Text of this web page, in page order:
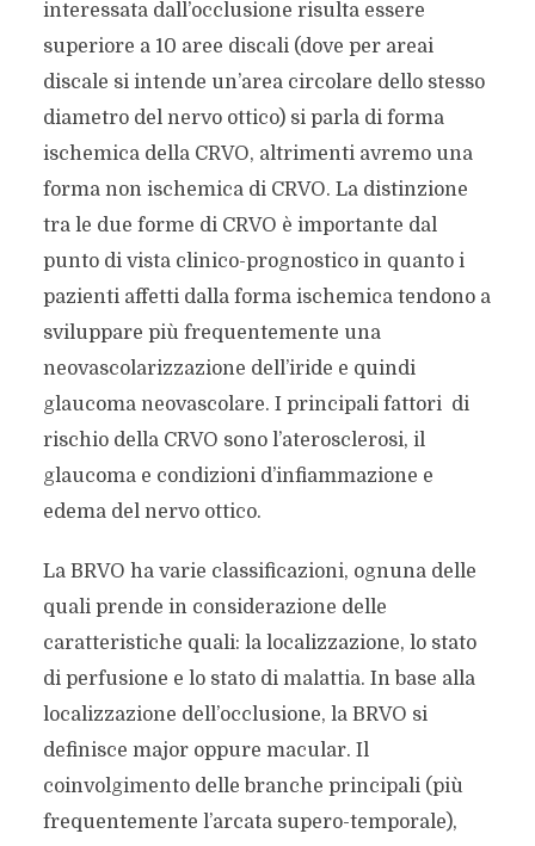
interessata dall’occlusione risulta essere
superiore a 10 aree discali (dove per areai
discale si intende un’area circolare dello stesso
diametro del nervo ottico) si parla di forma
ischemica della CRVO, altrimenti avremo una
forma non ischemica di CRVO. La distinzione
tra le due forme di CRVO è importante dal
punto di vista clinico-prognostico in quanto i
pazienti affetti dalla forma ischemica tendono a
sviluppare più frequentemente una
neovascolarizzazione dell’iride e quindi
glaucoma neovascolare. I principali fattori di
rischio della CRVO sono l’aterosclerosi, il
glaucoma e condizioni d’infiammazione e
edema del nervo ottico.
La BRVO ha varie classificazioni, ognuna delle
quali prende in considerazione delle
caratteristiche quali: la localizzazione, lo stato
di perfusione e lo stato di malattia. In base alla
localizzazione dell’occlusione, la BRVO si
definisce major oppure macular. Il
coinvolgimento delle branche principali (più
frequentemente l’arcata supero-temporale),